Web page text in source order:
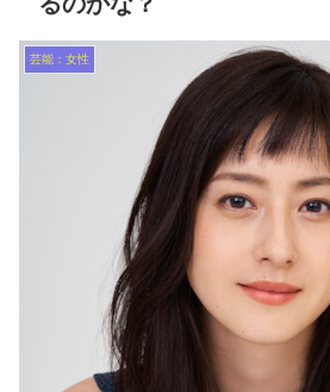
芸能：女性